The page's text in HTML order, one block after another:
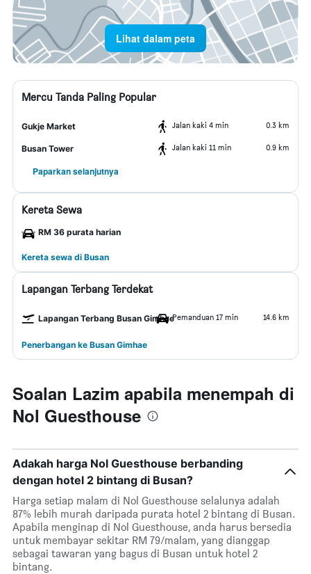
Lihat dalam peta
Mercu Tanda Paling Popular
Gukje Market Jalan kaki 4 min 0.3 km
Busan Tower Jalan kaki 11 min 0.9 km
Paparkan selanjutnya
Kereta Sewa
RM 36 purata harian
Kereta sewa di Busan
Lapangan Terbang Terdekat
Lapangan Terbang Busan GimhaePemanduan 17 min 14.6 km
Penerbangan ke Busan Gimhae
Soalan Lazim apabila menempah di
Nol Guesthouse
Adakah harga Nol Guesthouse berbanding
dengan hotel 2 bintang di Busan?
Harga setiap malam di Nol Guesthouse selalunya adalah
87% lebih murah daripada purata hotel 2 bintang di Busan.
Apabila menginap di Nol Guesthouse, anda harus bersedia
untuk membayar sekitar RM 79/malam, yang dianggap
sebagai tawaran yang bagus di Busan untuk hotel 2
bintang.